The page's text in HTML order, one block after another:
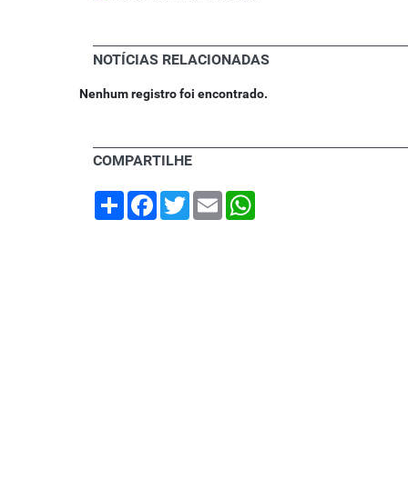
NOTÍCIAS RELACIONADAS
Nenhum registro foi encontrado.
COMPARTILHE
Share Facebook
TwitterEmail